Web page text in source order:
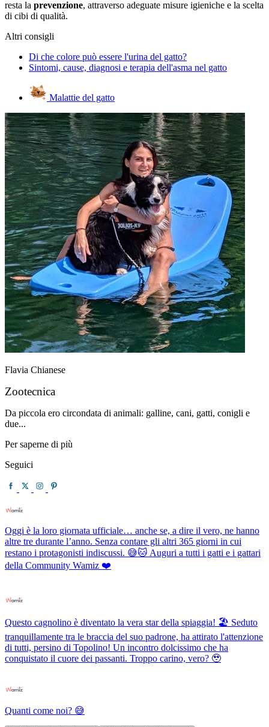
resta la prevenzione, attraverso adeguate misure igieniche e la scelta
di cibi di qualità.
Altri consigli
Di che colore può essere l'urina del gatto?
Sintomi, cause, diagnosi e terapia dell'asma nel gatto
Malattie del gatto
Flavia Chianese
Zootecnica
Da piccola ero circondata di animali: galline, cani, gatti, conigli e
due...
Per saperne di più
Seguici
Oggi è la loro giornata ufficiale… anche se, a dire il vero, ne hanno
altre tre durante l’anno. Senza contare gli altri 365 giorni in cui
restano i protagonisti indiscussi. 😅🐱 Auguri a tutti i gatti e i gattari
della Community Wamiz ❤️
Questo cagnolino è diventato la vera star della spiaggia! 🏖️ Seduto
tranquillamente tra le braccia del suo padrone, ha attirato l'attenzione
di tutti, persino di Topolino! Un incontro dolcissimo che ha
conquistato il cuore dei passanti. Troppo carino, vero? 🥹
Quanti come noi? 😅